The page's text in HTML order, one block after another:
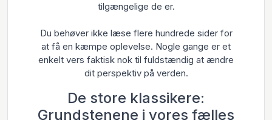
tilgængelige de er.
Du behøver ikke læse flere hundrede sider for
at få en kæmpe oplevelse. Nogle gange er et
enkelt vers faktisk nok til fuldstændig at ændre
dit perspektiv på verden.
De store klassikere:
Grundstenene i vores fælles